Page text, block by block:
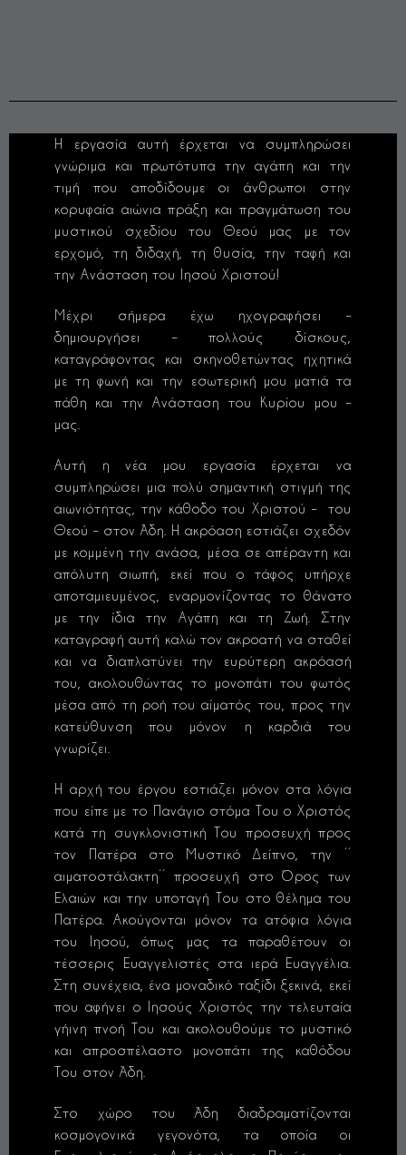
Η εργασία αυτή έρχεται να συμπληρώσει
γνώριμα και πρωτότυπα την αγάπη και την
τιμή που αποδίδουμε οι άνθρωποι στην
κορυφαία αιώνια πράξη και πραγμάτωση του
μυστικού σχεδίου του Θεού μας με τον
ερχομό, τη διδαχή, τη θυσία, την ταφή και
την Ανάσταση του Ιησού Χριστού!
Μέχρι σήμερα έχω ηχογραφήσει –
δημιουργήσει – πολλούς δίσκους,
καταγράφοντας και σκηνοθετώντας ηχητικά
με τη φωνή και την εσωτερική μου ματιά τα
πάθη και την Ανάσταση του Κυρίου μου –
μας.
Αυτή η νέα μου εργασία έρχεται να
συμπληρώσει μια πολύ σημαντική στιγμή της
αιωνιότητας, την κάθοδο του Χριστού – του
Θεού – στον Άδη. Η ακρόαση εστιάζει σχεδόν
με κομμένη την ανάσα, μέσα σε απέραντη και
απόλυτη σιωπή, εκεί που ο τάφος υπήρχε
αποταμιευμένος, εναρμονίζοντας το θάνατο
με την ίδια την Αγάπη και τη Ζωή. Στην
καταγραφή αυτή καλώ τον ακροατή να σταθεί
και να διαπλατύνει την ευρύτερη ακρόασή
του, ακολουθώντας το μονοπάτι του φωτός
μέσα από τη ροή του αίματός του, προς την
κατεύθυνση που μόνον η καρδιά του
γνωρίζει.
Η αρχή του έργου εστιάζει μόνον στα λόγια
που είπε με το Πανάγιο στόμα Του ο Χριστός
κατά τη συγκλονιστική Του προσευχή προς
τον Πατέρα στο Μυστικό Δείπνο, την ΄΄
αιματοστάλακτη΄΄ προσευχή στο Όρος των
Ελαιών και την υποταγή Του στο θέλημα του
Πατέρα. Ακούγονται μόνον τα ατόφια λόγια
του Ιησού, όπως μας τα παραθέτουν οι
τέσσερις Ευαγγελιστές στα ιερά Ευαγγέλια.
Στη συνέχεια, ένα μοναδικό ταξίδι ξεκινά, εκεί
που αφήνει ο Ιησούς Χριστός την τελευταία
γήινη πνοή Του και ακολουθούμε το μυστικό
και απροσπέλαστο μονοπάτι της καθόδου
Του στον Άδη.
Στο χώρο του Άδη διαδραματίζονται
κοσμογονικά γεγονότα, τα οποία οι